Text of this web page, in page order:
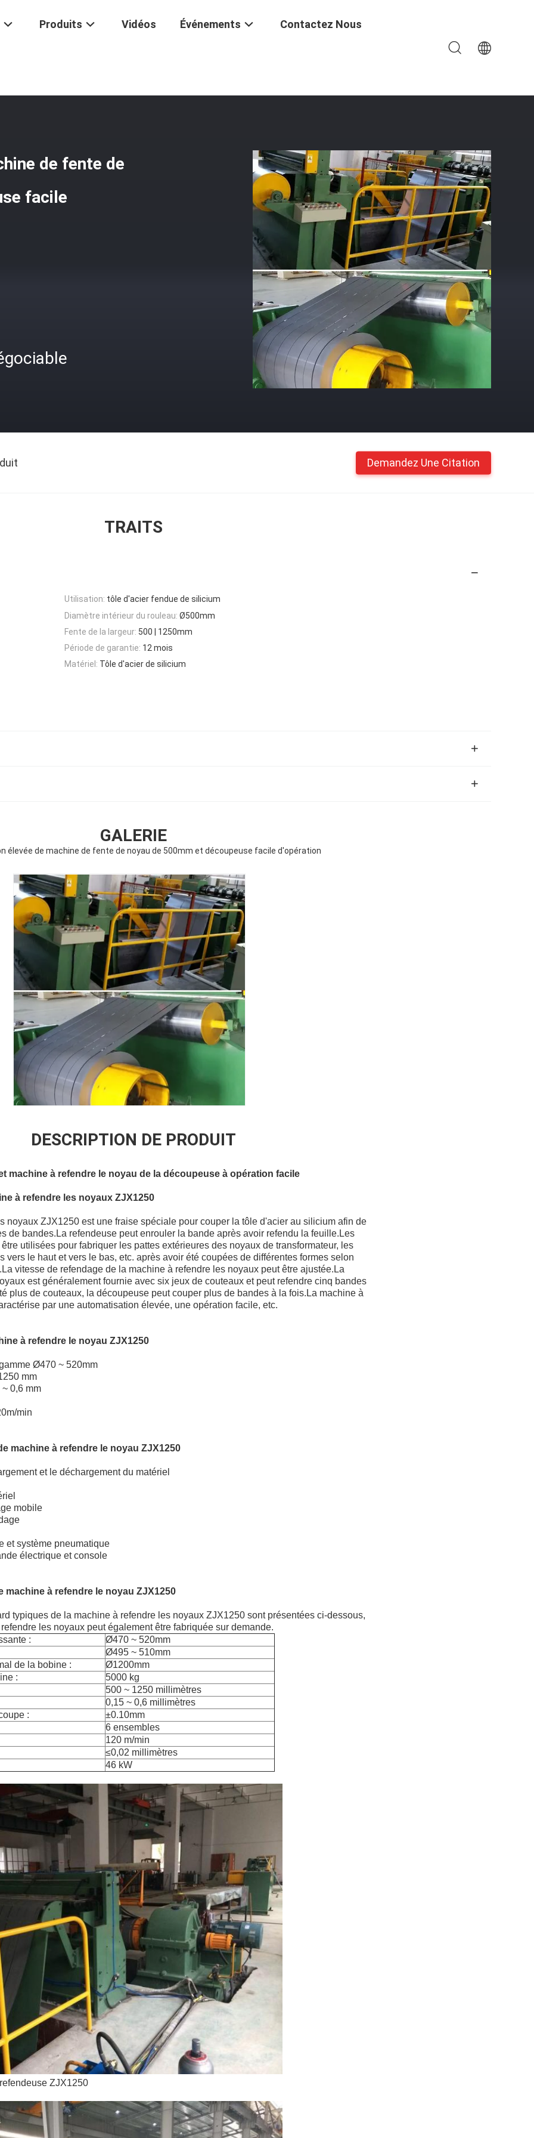
Produits Vidéos Événements Contactez Nous
de fente de
facile
Demandez Une Citation
TRAITS
Utilisation: tôle d'acier fendue de silicium
Diamètre intérieur du rouleau: Ø500mm
Fente de la largeur: 500 | 1250mm
Période de garantie: 12 mois
Matériel: Tôle d'acier de silicium
GALERIE
élevée de machine de fente de noyau de 500mm et découpeuse facile d'opération
DESCRIPTION DE PRODUIT
machine à refendre le noyau de la découpeuse à opération facile
à refendre les noyaux ZJX1250
noyaux ZJX1250 est une fraise spéciale pour couper la tôle d'acier au silicium afin de
de bandes.La refendeuse peut enrouler la bande après avoir refendu la feuille.Les
utilisées pour fabriquer les pattes extérieures des noyaux de transformateur, les
vers le haut et vers le bas, etc. après avoir été coupées de différentes formes selon
vitesse de refendage de la machine à refendre les noyaux peut être ajustée.La
est généralement fournie avec six jeux de couteaux et peut refendre cinq bandes
plus de couteaux, la découpeuse peut couper plus de bandes à la fois.La machine à
par une automatisation élevée, une opération facile, etc.
à refendre le noyau ZJX1250
Ø470 ~ 520mm
mm
0,6 mm
min
machine à refendre le noyau ZJX1250
et le déchargement du matériel
mobile
et système pneumatique
électrique et console
machine à refendre le noyau ZJX1250
typiques de la machine à refendre les noyaux ZJX1250 sont présentées ci-dessous,
les noyaux peut également être fabriquée sur demande.
:
Ø470 ~ 520mm
Ø495 ~ 510mm
de la bobine :
Ø1200mm
:
5000 kg
500 ~ 1250 millimètres
0,15 ~ 0,6 millimètres
:
±0.10mm
6 ensembles
120 m/min
≤0,02 millimètres
46 kW
ZJX1250